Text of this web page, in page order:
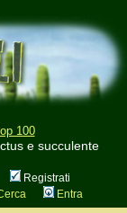
100
e succulente
Registrati
Entra